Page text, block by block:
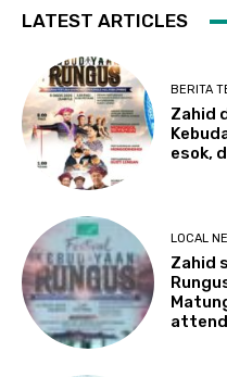
LATEST ARTICLES
BERITA
Zahid
esok,
LOCAL
Zahid